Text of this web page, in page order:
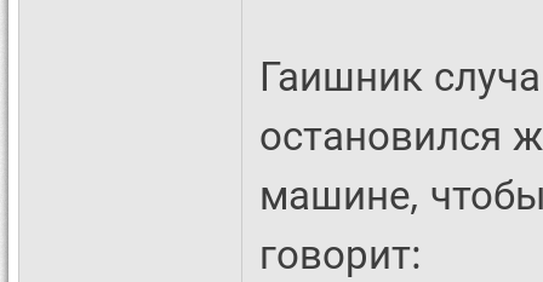
Гаишник
остановился
машине,
говорит: